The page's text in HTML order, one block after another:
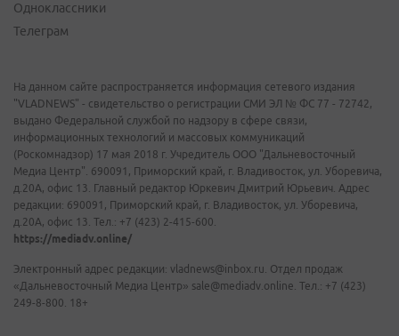
Одноклассники
Телеграм
На данном сайте распространяется информация сетевого издания
"VLADNEWS" - свидетельство о регистрации СМИ ЭЛ № ФС 77 - 72742,
выдано Федеральной службой по надзору в сфере связи,
информационных технологий и массовых коммуникаций
(Роскомнадзор) 17 мая 2018 г. Учредитель ООО "Дальневосточный
Медиа Центр". 690091, Приморский край, г. Владивосток, ул. Уборевича,
д.20А, офис 13. Главный редактор Юркевич Дмитрий Юрьевич. Адрес
редакции: 690091, Приморский край, г. Владивосток, ул. Уборевича,
д.20А, офис 13. Тел.: +7 (423) 2-415-600.
https://mediadv.online/
Электронный адрес редакции: vladnews@inbox.ru. Отдел продаж
«Дальневосточный Медиа Центр» sale@mediadv.online. Тел.: +7 (423)
249-8-800. 18+